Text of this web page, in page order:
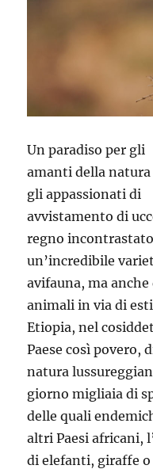
Un paradiso per gli
amanti della natura
gli appassionati di
avvistamento di
regno
un’incredibile
avifauna, ma anche
animali in via di
Etiopia, nel
Paese così povero,
natura
giorno migliaia di
delle quali
altri Paesi africani,
di elefanti, giraffe